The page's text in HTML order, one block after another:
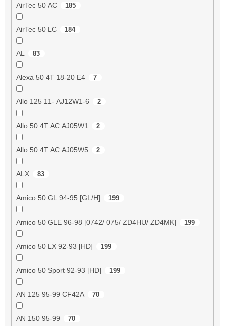
AirTec 50 AC 185
AirTec 50 LC 184
AL 83
Alexa 50 4T 18-20 E4 7
Allo 125 11- AJ12W1-6 2
Allo 50 4T AC AJ05W1 2
Allo 50 4T AC AJ05W5 2
ALX 83
Amico 50 GL 94-95 [GL/H] 199
Amico 50 GLE 96-98 [0742/ 075/ ZD4HU/ ZD4MK] 199
Amico 50 LX 92-93 [HD] 199
Amico 50 Sport 92-93 [HD] 199
AN 125 95-99 CF42A 70
AN 150 95-99 70